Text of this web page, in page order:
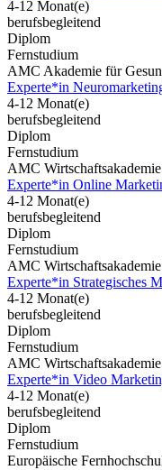
4-12 Monat(e)
berufsbegleitend
Diplom
Fernstudium
AMC Akademie für
Experte*in
4-12 Monat(e)
berufsbegleitend
Diplom
Fernstudium
AMC
Experte*in Online
4-12 Monat(e)
berufsbegleitend
Diplom
Fernstudium
AMC
Experte*in Strategisches
4-12 Monat(e)
berufsbegleitend
Diplom
Fernstudium
AMC
Experte*in Video
4-12 Monat(e)
berufsbegleitend
Diplom
Fernstudium
Europäische